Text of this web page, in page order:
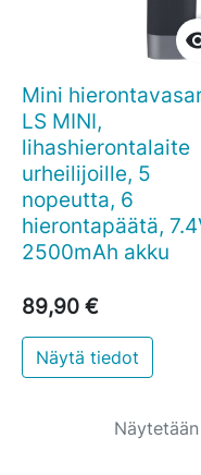
Mini
LS MINI,
lihashierontalaite
urheilijoille, 5
nopeutta, 6
hierontapäätä,
2500mAh akku
89,90 €
Näytä tiedot